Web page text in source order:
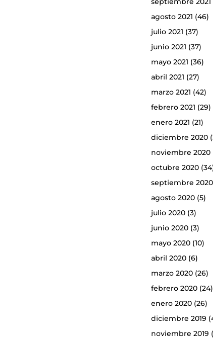
agosto 2021 (46)
julio 2021 (37)
junio 2021 (37)
mayo 2021 (36)
abril 2021 (27)
marzo 2021 (42)
febrero 2021 (29)
enero 2021 (21)
diciembre 2020
noviembre 2020
octubre 2020
septiembre 2020
agosto 2020(5)
julio 2020(3)
junio 2020(3)
mayo 2020(10)
abril 2020(6)
marzo 2020(26)
febrero 2020(24)
enero 2020(26)
diciembre 2019
noviembre 2019